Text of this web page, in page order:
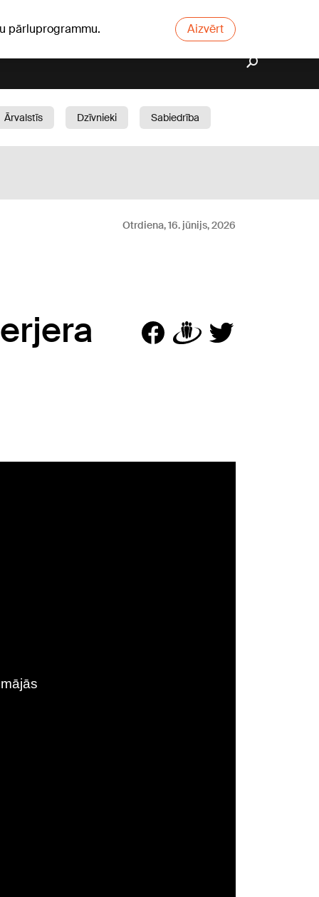
pārluprogrammu. Aizvērt
Ārvalstīs Dzīvnieki
Sabiedrība
Otrdiena, 16. jūnijs, 2026